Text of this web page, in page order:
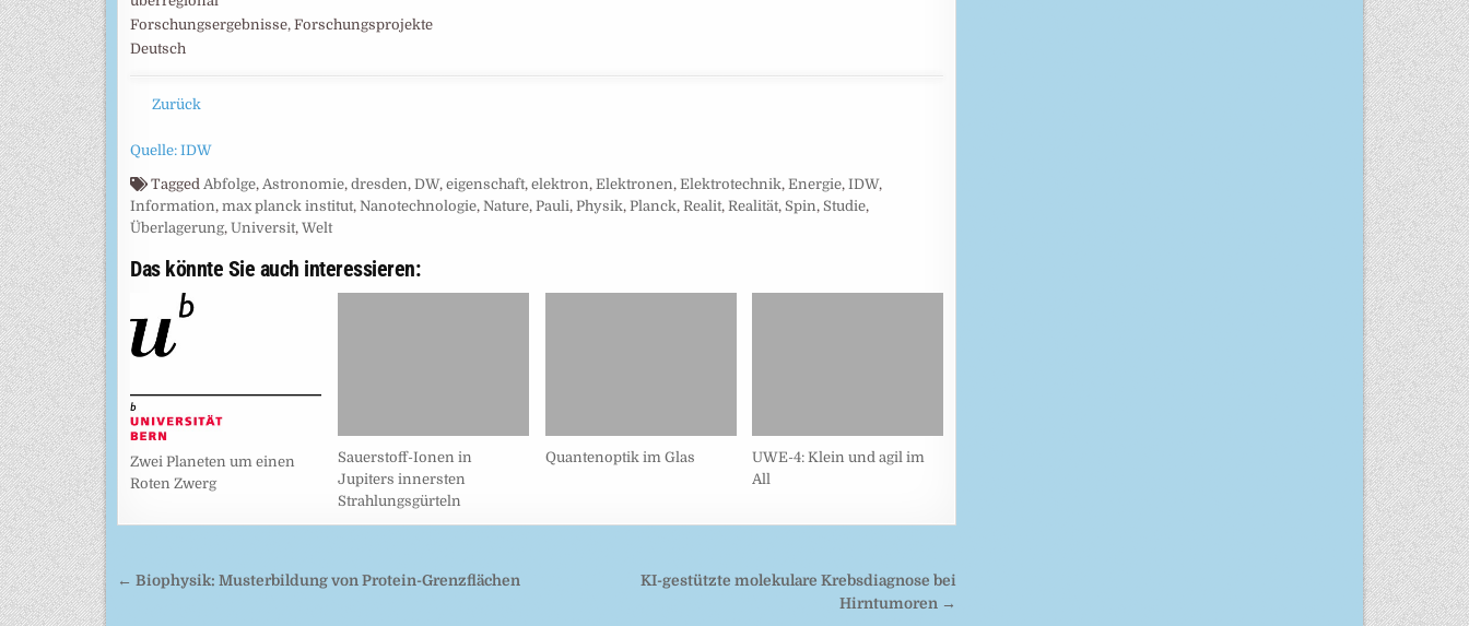
Forschungsergebnisse, Forschungsprojekte
Deutsch
Zurück
Quelle: IDW
Tagged Abfolge, Astronomie, dresden, DW, eigenschaft, elektron, Elektronen, Elektrotechnik, Energie, IDW,
Information, max planck institut, Nanotechnologie, Nature, Pauli, Physik, Planck, Realit, Realität, Spin, Studie,
Überlagerung, Universit, Welt
Das könnte Sie auch interessieren:
Zwei Planeten um einen
Roten Zwerg
Sauerstoff-Ionen in
Jupiters innersten
Strahlungsgürteln
Quantenoptik im Glas
UWE-4: Klein und agil im
All
Beitragsnavigation
KI-gestützte molekulare Krebsdiagnose bei
Hirntumoren →
← Biophysik: Musterbildung von Protein-Grenzflächen